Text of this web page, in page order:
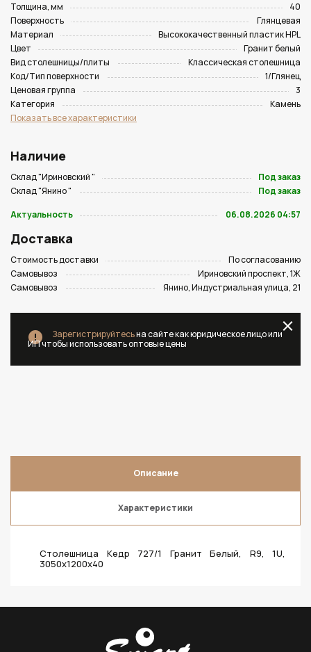
Толщина, мм
40
Поверхность
Глянцевая
Материал
Высококачественный пластик HPL
Цвет
Гранит белый
Вид столешницы/плиты
Классическая столешница
Код/Тип поверхности
1/Глянец
Ценовая группа
3
Категория
Камень
Показать все характеристики
Наличие
Склад "Ириновский "
Под заказ
Склад "Янино "
Под заказ
Актуальность
06.08.2026 04:57
Доставка
Стоимость доставки
По согласованию
Самовывоз
Ириновский проспект, 1Ж
Самовывоз
Янино, Индустриальная улица, 21
Зарегистрируйтесьна сайте как юридическое лицо или
ИП чтобы использовать оптовые цены
Описание
Характеристики
Столешница Кедр 727/1 Гранит Белый, R9, 1U,
3050х1200х40